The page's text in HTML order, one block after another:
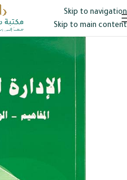
Skip to navigation
Skip to main content